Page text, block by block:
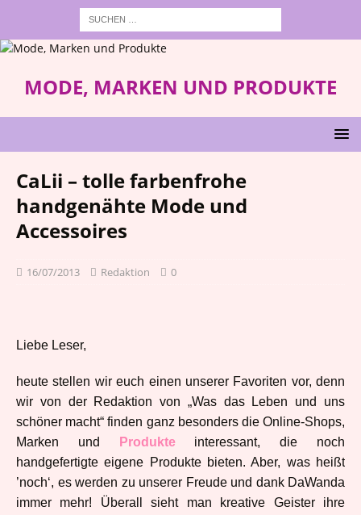
MODE, MARKEN UND PRODUKTE
CaLii – tolle farbenfrohe
handgenähte Mode und
Accessoires
16/07/2013 Redaktion 0
Liebe Leser,
heute stellen wir euch einen unserer Favoriten vor, denn
wir von der Redaktion von „Was das Leben und uns
schöner macht“ finden ganz besonders die Online-Shops,
Marken und
Produkteinteressant, die noch
handgefertigte eigene Produkte bieten. Aber, was heißt
’noch‘, es werden zu unserer Freude und dank DaWanda
immer mehr! Überall sieht man kreative Geister ihre